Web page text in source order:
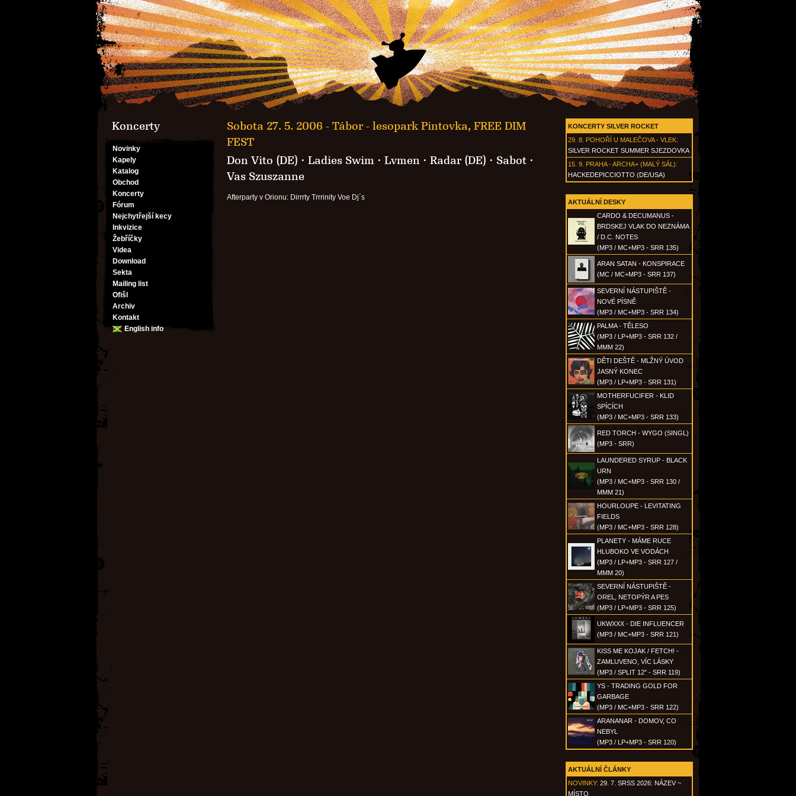
Koncerty
Novinky
Kapely
Katalog
Obchod
Koncerty
Fórum
Nejchytřejší kecy
Inkvizice
Žebříčky
Videa
Download
Sekta
Mailing list
Ofišl
Archiv
Kontakt
English info
KONCERTY SILVER ROCKET
29. 8. POHOŘÍ U MALEČOVA - VLEK:
SILVER ROCKET SUMMER SJEZDOVKA
15. 9. PRAHA - ARCHA+ (MALÝ SÁL):
HACKEDEPICCIOTTO (DE/USA)
AKTUÁLNÍ DESKY
CARDO & DECUMANUS -
BRDSKEJ VLAK DO NEZNÁMA
/ D.C. NOTES
(MP3 / MC+MP3 - SRR 135)
ARAN SATAN - KONSPIRACE
(MC / MC+MP3 - SRR 137)
SEVERNÍ NÁSTUPIŠTĚ -
NOVÉ PÍSNĚ
(MP3 / MC+MP3 - SRR 134)
PALMA - TĚLESO
(MP3 / LP+MP3 - SRR 132 /
MMM 22)
DĚTI DEŠTĚ - MLŽNÝ ÚVOD
JASNÝ KONEC
(MP3 / LP+MP3 - SRR 131)
MOTHERFUCIFER - KLID
SPÍCÍCH
(MP3 / MC+MP3 - SRR 133)
RED TORCH - WYGO (SINGL)
(MP3 - SRR)
LAUNDERED SYRUP - BLACK
URN
(MP3 / MC+MP3 - SRR 130 /
MMM 21)
HOURLOUPE - LEVITATING
FIELDS
(MP3 / MC+MP3 - SRR 128)
PLANETY - MÁME RUCE
HLUBOKO VE VODÁCH
(MP3 / LP+MP3 - SRR 127 /
MMM 20)
SEVERNÍ NÁSTUPIŠTĚ -
OREL, NETOPÝR A PES
(MP3 / LP+MP3 - SRR 125)
UKWXXX - DIE INFLUENCER
(MP3 / MC+MP3 - SRR 121)
KISS ME KOJAK / FETCH! -
ZAMLUVENO, VÍC LÁSKY
(MP3 / SPLIT 12" - SRR 119)
YS - TRADING GOLD FOR
GARBAGE
(MP3 / MC+MP3 - SRR 122)
ARANANAR - DOMOV, CO
NEBYL
(MP3 / LP+MP3 - SRR 120)
AKTUÁLNÍ ČLÁNKY
NOVINKY: 29. 7. SRSS 2026: NÁZEV ~
MÍSTO
Sobota 27. 5. 2006 - Tábor - lesopark Pintovka, FREE DIM
FEST
Don Vito (DE) · Ladies Swim · Lvmen · Radar (DE) · Sabot ·
Vas Szuszanne
Afterparty v Orionu: Dirrrty Trrrinity Voe Dj´s